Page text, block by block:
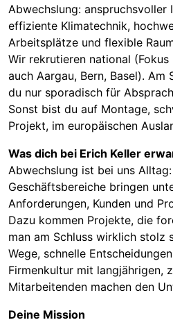
Abwechslung: anspruchsvoller
effiziente Klimatechnik,
Arbeitsplätze und flexible
Wir rekrutieren national
auch Aargau, Bern, Basel).
du nur sporadisch für
Sonst bist du auf Montage,
Projekt, im europäischen
Was dich bei Erich Keller
Abwechslung ist bei uns
Geschäftsbereiche bringen
Anforderungen, Kunden und
Dazu kommen Projekte, die
man am Schluss wirklich stolz
Wege, schnelle
Firmenkultur mit langjährigen,
Mitarbeitenden machen den
Deine Mission